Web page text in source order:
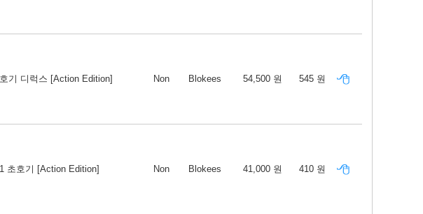
기 디럭스 [Action Edition] Non Blokees 54,500 원 545 원
초호기 [Action Edition] Non Blokees 41,000 원 410 원